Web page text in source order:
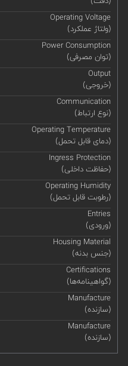
Operating Voltage
(ولتاژ عملکرد)
Power Consumption
(توان مصرفی)
Output
(خروجی)
Communication
(نوع ارتباط)
Operating Temperature
(دمای قابل تحمل)
Ingress Protection
(حفاظت داخلی)
Operating Humidity
(رطوبت قابل تحمل)
Entries
(ورودی)
Housing Material
(جنس بدنه)
Certifications
(گواهینامه‌ها)
Manufacture
(سازنده)
Manufacture
(سازنده)